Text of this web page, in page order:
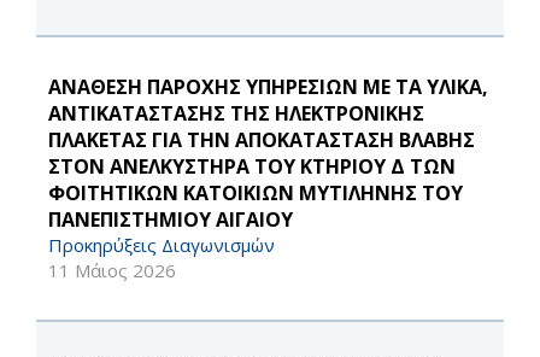
ΑΝΑΘΕΣΗ ΠΑΡΟΧΗΣ ΥΠΗΡΕΣΙΩΝ ΜΕ ΤΑ ΥΛΙΚΑ,
ΑΝΤΙΚΑΤΑΣΤΑΣΗΣ ΤΗΣ ΗΛΕΚΤΡΟΝΙΚΗΣ
ΠΛΑΚΕΤΑΣ ΓΙΑ ΤΗΝ ΑΠΟΚΑΤΑΣΤΑΣΗ ΒΛΑΒΗΣ
ΣΤΟΝ ΑΝΕΛΚΥΣΤΗΡΑ ΤΟΥ ΚΤΗΡΙΟΥ Δ ΤΩΝ
ΦΟΙΤΗΤΙΚΩΝ ΚΑΤΟΙΚΙΩΝ ΜΥΤΙΛΗΝΗΣ ΤΟΥ
ΠΑΝΕΠΙΣΤΗΜΙΟΥ ΑΙΓΑΙΟΥ
Προκηρύξεις Διαγωνισμών
11 Μάιος 2026